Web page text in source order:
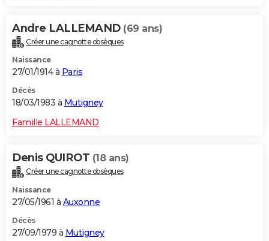
Andre LALLEMAND (69 ans)
Créer une cagnotte obsèques
Naissance
27/01/1914 à Paris
Décès
18/03/1983 à Mutigney
Famille LALLEMAND
Denis QUIROT (18 ans)
Créer une cagnotte obsèques
Naissance
27/05/1961 à Auxonne
Décès
27/09/1979 à Mutigney